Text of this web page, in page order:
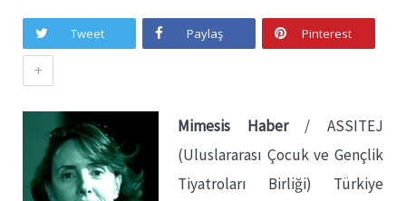
Tweet Paylaş Pinterest
+
Mimesis Haber / ASSITEJ
(Uluslararası Çocuk ve Gençlik
Tiyatroları Birliği) Türkiye